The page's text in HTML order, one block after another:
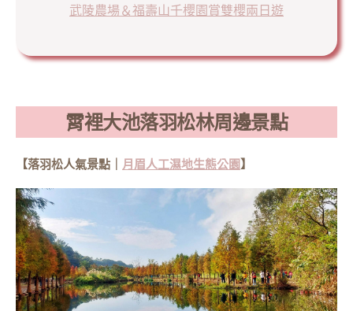
武陵農場＆福壽山千櫻園賞雙櫻兩日遊
霄裡大池落羽松林周邊景點
【落羽松人氣景點｜ 月眉人工濕地生態公園】